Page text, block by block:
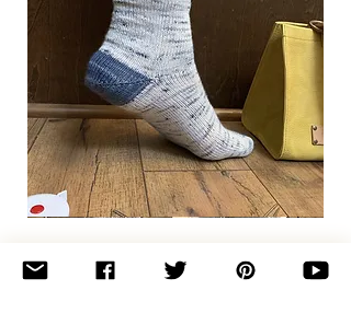
Basic
Socks
Join the newsletter